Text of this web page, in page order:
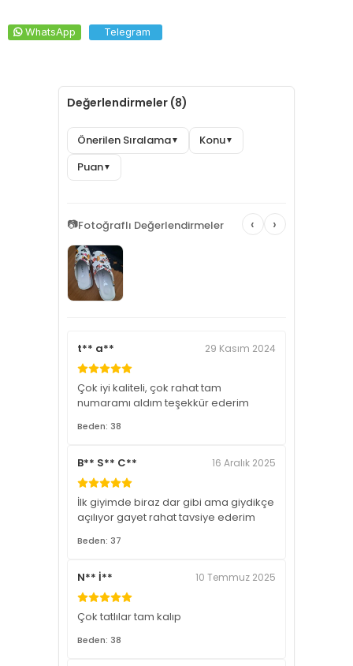
WhatsApp Telegram
Değerlendirmeler (8)
Önerilen Sıralama▼ Konu▼
Puan▼
📷Fotoğraflı Değerlendirmeler ‹ ›
t** a** 29 Kasım 2024
Çok iyi kaliteli, çok rahat tam
numaramı aldım teşekkür ederim
Beden: 38
B** S** C** 16 Aralık 2025
İlk giyimde biraz dar gibi ama giydikçe
açılıyor gayet rahat tavsiye ederim
Beden: 37
N** İ** 10 Temmuz 2025
Çok tatlılar tam kalıp
Beden: 38